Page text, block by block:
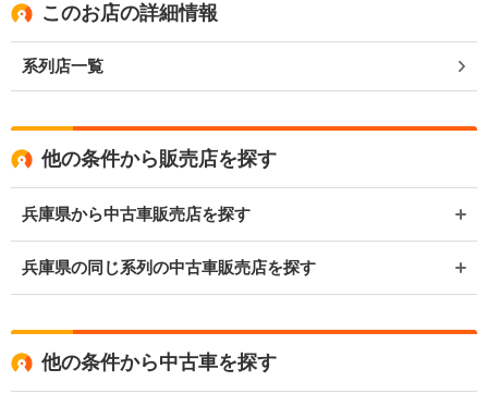
このお店の詳細情報
系列店一覧
他の条件から販売店を探す
兵庫県から中古車販売店を探す
兵庫県の同じ系列の中古車販売店を探す
他の条件から中古車を探す